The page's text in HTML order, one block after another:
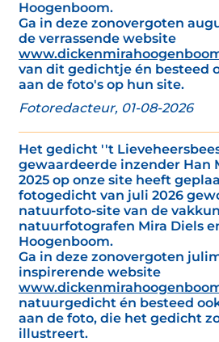
Hoogenboom.
Ga in deze zonovergoten
de verrassende website
van dit gedichtje én besteed
aan de foto's op hun site.
Fotoredacteur, 01-08-2026
Het gedicht ''t
gewaardeerde inzender Han
2025 op onze site heeft
fotogedicht van juli 2026
natuurfoto-site van de
natuurfotografen Mira Diels
Hoogenboom.
Ga in deze zonovergoten
inspirerende website
natuurgedicht én besteed
aan de foto, die het gedicht
illustreert.